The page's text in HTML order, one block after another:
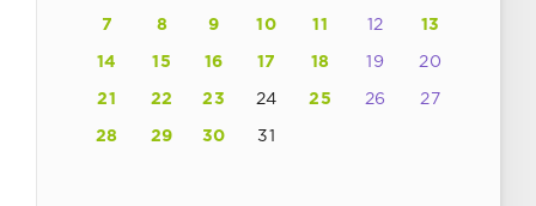
7 8 9 10 11 12 13
14 15 16 17 18 19 20
21 22 23 24 25 26 27
28 29 30 31